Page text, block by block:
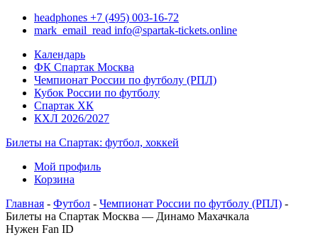
headphones +7 (495) 003-16-72
mark_email_read info@spartak-tickets.online
Календарь
ФК Спартак Москва
Чемпионат России по футболу (РПЛ)
Кубок России по футболу
Спартак ХК
КХЛ 2026/2027
Билеты на Спартак: футбол, хоккей
Мой профиль
Корзина
Главная - Футбол - Чемпионат России по футболу (РПЛ) -
Билеты на Спартак Москва — Динамо Махачкала
Нужен Fan ID